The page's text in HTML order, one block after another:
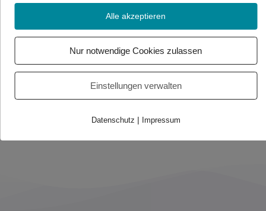
Foto/Video Credits: APA / Gebärdenwelt.tv
Beitrag teilen
Alle akzeptieren
Nur notwendige Cookies zulassen
Einstellungen verwalten
Datenschutz | Impressum